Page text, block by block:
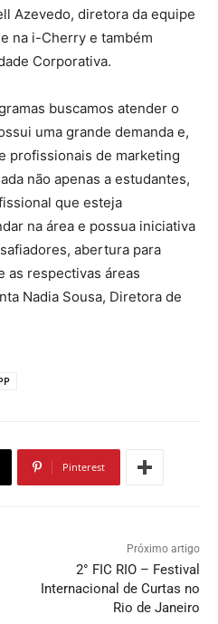
Azevedo, diretora da equipe
na i-Cherry e também
Corporativa.
buscamos atender o
uma grande demanda e,
profissionais de marketing
não apenas a estudantes,
que esteja
na área e possua iniciativa
abertura para
as respectivas áreas
Nadia Sousa, Diretora de
Pinterest
Próximo artigo
2° FIC RIO – Festival
Internacional de Curtas no
Rio de Janeiro